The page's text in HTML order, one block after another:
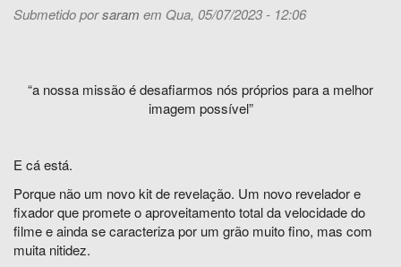
Submetido porsaram em Qua, 05/07/2023 - 12:06
“a nossa missão é desafiarmos nós próprios para a melhor
imagem possível”
E cá está.
Porque não um novo kit de revelação. Um novo revelador e
fixador que promete o aproveitamento total da velocidade do
filme e ainda se caracteriza por um grão muito fino, mas com
muita nitidez.